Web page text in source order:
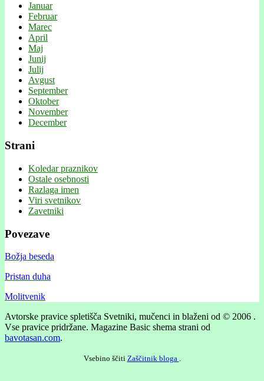
Januar
Februar
Marec
April
Maj
Junij
Julij
Avgust
September
Oktober
November
December
Strani
Koledar praznikov
Ostale osebnosti
Razlaga imen
Viri svetnikov
Zavetniki
Povezave
Božja beseda
Pristan duha
Molitvenik
Avtorske pravice spletišča Svetniki, mučenci in blaženi od © 2006 .
Vse pravice pridržane. Magazine Basic shema strani od
bavotasan.com.
Vsebino ščiti Zaščitnik bloga .